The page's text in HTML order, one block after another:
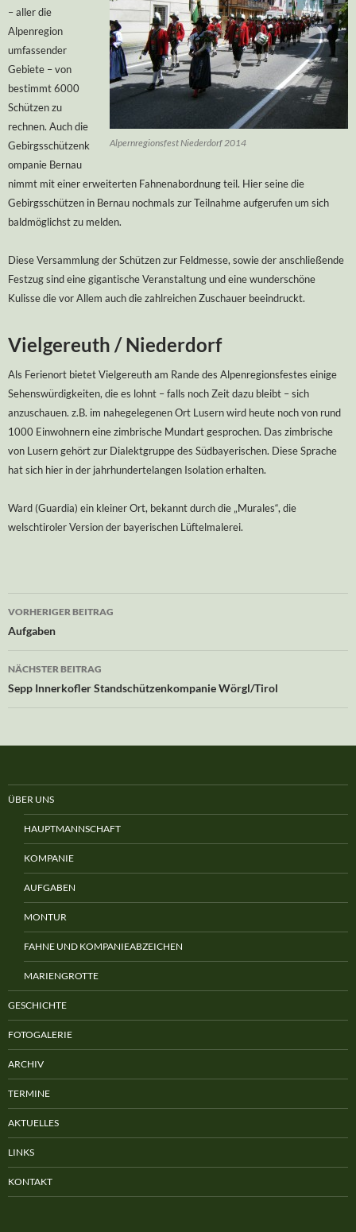
Alpernregionsfest Niederdorf 2014
– aller die
Alpenregion
umfassender
Gebiete – von
bestimmt 6000
Schützen zu
rechnen. Auch die
Gebirgsschützenk
ompanie Bernau
nimmt mit einer erweiterten Fahnenabordnung teil. Hier seine die
Gebirgsschützen in Bernau nochmals zur Teilnahme aufgerufen um sich
baldmöglichst zu melden.
Diese Versammlung der Schützen zur Feldmesse, sowie der anschließende
Festzug sind eine gigantische Veranstaltung und eine wunderschöne
Kulisse die vor Allem auch die zahlreichen Zuschauer beeindruckt.
Vielgereuth / Niederdorf
Als Ferienort bietet Vielgereuth am Rande des Alpenregionsfestes einige
Sehenswürdigkeiten, die es lohnt – falls noch Zeit dazu bleibt – sich
anzuschauen. z.B. im nahegelegenen Ort Lusern wird heute noch von rund
1000 Einwohnern eine zimbrische Mundart gesprochen. Das zimbrische
von Lusern gehört zur Dialektgruppe des Südbayerischen. Diese Sprache
hat sich hier in der jahrhundertelangen Isolation erhalten.
Ward (Guardia) ein kleiner Ort, bekannt durch die „Murales“, die
welschtiroler Version der bayerischen Lüftelmalerei.
Beitrags-
Navigation
VORHERIGER BEITRAG
Aufgaben
NÄCHSTER BEITRAG
Sepp Innerkofler Standschützenkompanie Wörgl/Tirol
ÜBER UNS
HAUPTMANNSCHAFT
KOMPANIE
AUFGABEN
MONTUR
FAHNE UND KOMPANIEABZEICHEN
MARIENGROTTE
GESCHICHTE
FOTOGALERIE
ARCHIV
TERMINE
AKTUELLES
LINKS
KONTAKT